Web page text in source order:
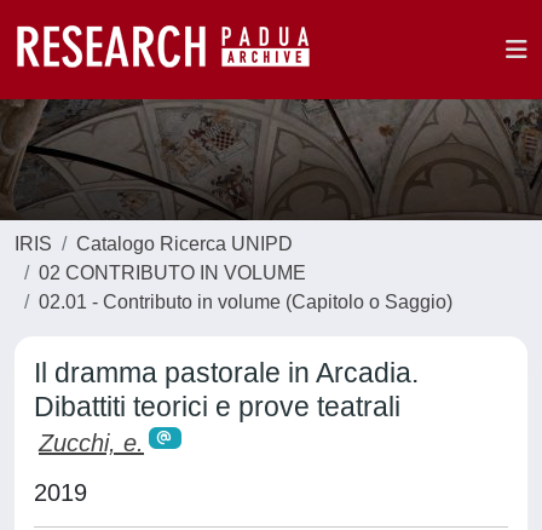
IRIS
Catalogo Ricerca UNIPD
02 CONTRIBUTO IN VOLUME
02.01 - Contributo in volume (Capitolo o Saggio)
Il dramma pastorale in Arcadia.
Dibattiti teorici e prove teatrali
Zucchi, e.
2019